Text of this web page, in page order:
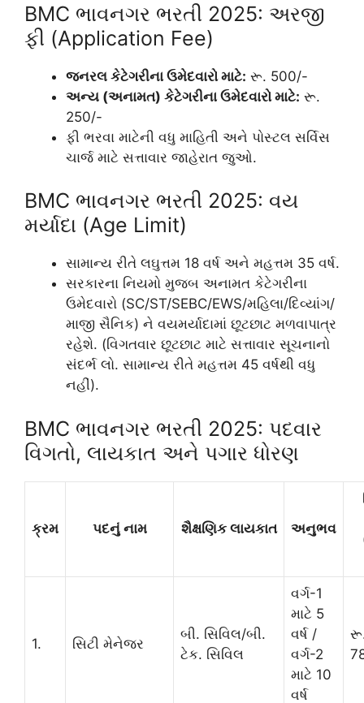
BMC ભાવનગર ભરતી 2025: અરજી
ફી (Application Fee)
જનરલ કેટેગરીના ઉમેદવારો માટે: રૂ. 500/-
અન્ય (અનામત) કેટેગરીના ઉમેદવારો માટે: રૂ.
250/-
ફી ભરવા માટેની વધુ માહિતી અને પોસ્ટલ સર્વિસ
ચાર્જ માટે સત્તાવાર જાહેરાત જુઓ.
BMC ભાવનગર ભરતી 2025: વય
મર્યાદા (Age Limit)
સામાન્ય રીતે લઘુત્તમ 18 વર્ષ અને મહત્તમ 35 વર્ષ.
સરકારના નિયમો મુજબ અનામત કેટેગરીના
ઉમેદવારો (SC/ST/SEBC/EWS/મહિલા/દિવ્યાંગ/
માજી સૈનિક) ને વયમર્યાદામાં છૂટછાટ મળવાપાત્ર
રહેશે. (વિગતવાર છૂટછાટ માટે સત્તાવાર સૂચનાનો
સંદર્ભ લો. સામાન્ય રીતે મહત્તમ 45 વર્ષથી વધુ
નહીં).
BMC ભાવનગર ભરતી 2025: પદવાર
વિગતો, લાયકાત અને પગાર ધોરણ
ક્રમ પદનું નામ શૈક્ષણિક લાયકાત અનુભવ
1. સિટી મેનેજર
બી. સિવિલ/બી.
ટેક. સિવિલ
વર્ગ-1
માટે 5
વર્ષ /
વર્ગ-2
માટે 10
વર્ષ